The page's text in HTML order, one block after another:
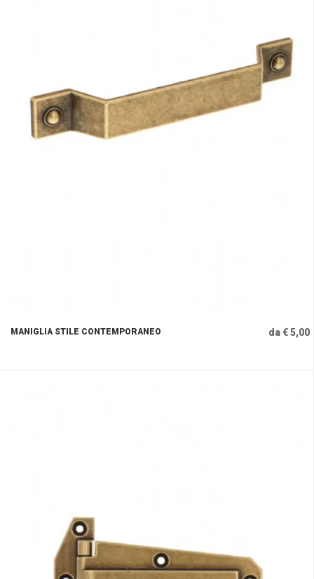
MANIGLIA STILE CONTEMPORANEO da € 5,00